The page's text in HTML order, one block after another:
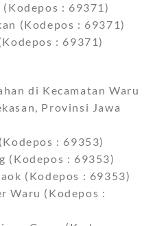
: 69371)
(Kodepos : 69371)
: 69371)
di Kecamatan Waru
Provinsi Jawa
: 69353)
(Kodepos : 69353)
(Kodepos : 69353)
Waru (Kodepos :